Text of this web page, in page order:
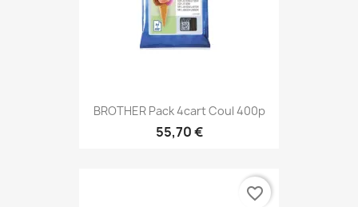
BROTHER Pack 4cart Coul 400p
55,70 €
favorite_border